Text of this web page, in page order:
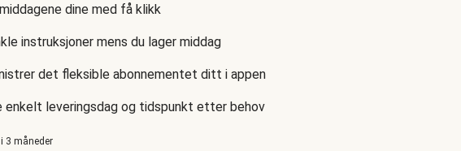
dine med få klikk
instruksjoner mens du lager middag
det fleksible abonnementet ditt i appen
enkelt leveringsdag og tidspunkt etter behov
3 måneder